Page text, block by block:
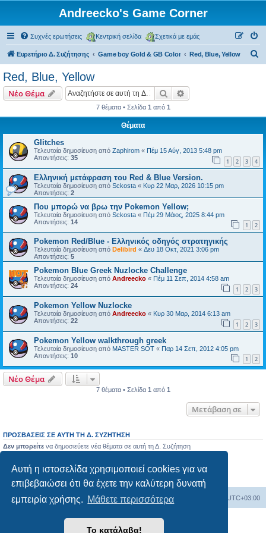
Αυτή η ιστοσελίδα χρησιμοποιεί cookies για να
επιβεβαιώσει ότι θα έχετε την καλύτερη δυνατή
εμπειρία χρήσης. Μάθετε περισσότερα
Το κατάλαβα!
Andreecko's Game Corner
Συχνές ερωτήσεις Κεντρική σελίδα Σχετικά με εμάς
Ευρετήριο Δ. Συζήτησης Game boy Gold & GB Color Red, Blue, Yellow
η
Red, Blue, Yellow
Νέο Θέμα Αναζήτηση
7 θέματα • Σελίδα 1 από 1
Θέματα
Glitches
Τελευταία δημοσίευση από Zaphirom « Πέμ 15 Αύγ, 2013 5:48 pm
Απαντήσεις: 35 1 2 3 4
Ελληνική μετάφραση του Red & Blue Version.
Τελευταία δημοσίευση από Sckosta « Κυρ 22 Μαρ, 2026 10:15 pm
Απαντήσεις: 2
Που μπορώ να βρω την Pokemon Yellow;
Τελευταία δημοσίευση από Sckosta « Πέμ 29 Μάιος, 2025 8:44 pm
Απαντήσεις: 14 1 2
Pokemon Red/Blue - Ελληνικός οδηγός στρατηγικής
Τελευταία δημοσίευση από Delibird « Δευ 18 Οκτ, 2021 3:06 pm
Απαντήσεις: 5
Pokemon Blue Greek Nuzlocke Challenge
Τελευταία δημοσίευση από Andreecko « Πέμ 11 Σεπ, 2014 4:58 am
Απαντήσεις: 24 1 2 3
Pokemon Yellow Nuzlocke
Τελευταία δημοσίευση από Andreecko « Κυρ 30 Μαρ, 2014 6:13 am
Απαντήσεις: 22 1 2 3
Pokemon Yellow walkthrough greek
Τελευταία δημοσίευση από MASTER SOT « Παρ 14 Σεπ, 2012 4:05 pm
Απαντήσεις: 10 1 2
Νέο Θέμα
7 θέματα • Σελίδα 1 από 1
Μετάβαση σε
ΠΡΟΣΒΆΣΕΙΣ ΣΕ ΑΥΤΉ ΤΗ Δ. ΣΥΖΉΤΗΣΗ
Δεν μπορείτε να δημοσιεύετε νέα θέματα σε αυτή τη Δ. Συζήτηση
Δεν μπορείτενα διαγράφετε τις δημοσιεύσεις σας σε αυτή τη Δ. Συζήτηση
Δεν μπορείτε
να επισυνάπτετε αρχεία σε αυτή τη Δ. Συζήτηση
Ευρετήριο Δ. Συζήτησης Όλοι οι χρόνοι είναι UTC+03:00
Δημιουργήθηκε απόphpBB® Forum Software © phpBB Limited